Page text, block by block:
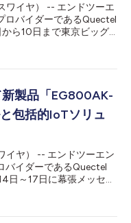
ワイヤ） -- エンドツーエ
ロバイダーであるQuectel
ら10日まで東京ビッグ
ス番号：W24-22）に
に設計されたLTE Cat 1
ます。同製品はこのた
線規制要件に適合してい
安心して製品に組み込む
負担の軽減にも貢献しま
採用されているLTE Cat
最適化されたモジュール
製品「EG800AK-
包括的IoTソリュ
イヤ） -- エンドツーエン
バイダーであるQuectel
日～17日に幕張メッセ
さまざまな業界のデジタ